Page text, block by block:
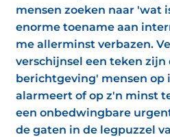
mensen zoeken naar 'wat
enorme toename aan
me allerminst verbazen.
verschijnsel een teken
berichtgeving' mensen op
alarmeert of op z'n minst
een onbedwingbare
de gaten in de legpuzzel